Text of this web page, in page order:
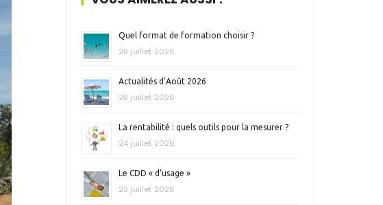
Quel format de formation choisir ?
28 juillet 2026
Actualités d’Août 2026
28 juillet 2026
La rentabilité : quels outils pour la mesurer ?
24 juillet 2026
Le CDD « d’usage »
23 juillet 2026